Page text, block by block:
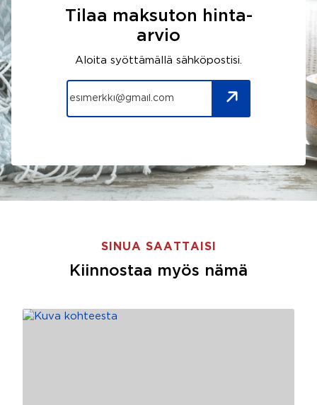
Tilaa maksuton hinta-
arvio
Aloita syöttämällä sähköpostisi.
SINUA SAATTAISI
Kiinnostaa myös nämä